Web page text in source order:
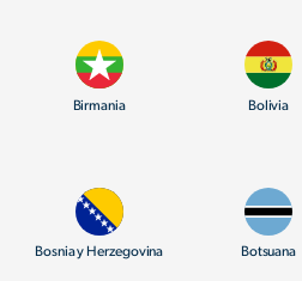
Birmania Bolivia
Bosnia y Herzegovina Botsuana